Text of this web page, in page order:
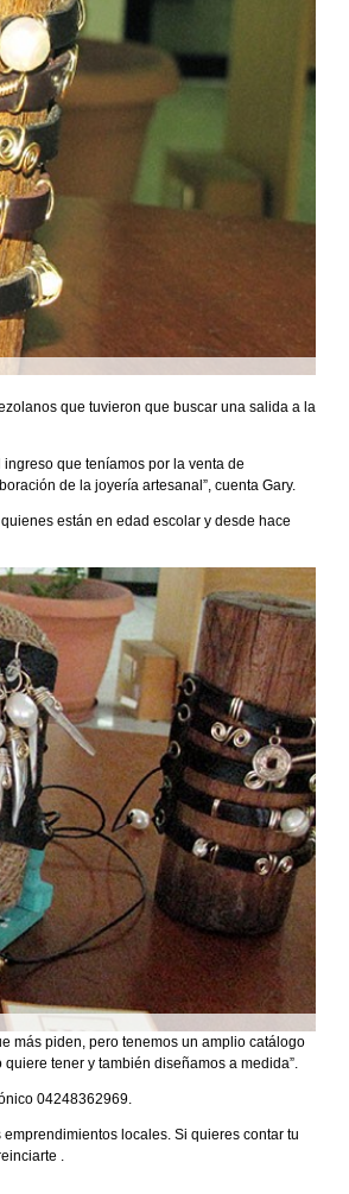
que tuvieron que buscar una salida a la
que teníamos por la venta de
de la joyería artesanal”, cuenta Gary.
están en edad escolar y desde hace
más piden, pero tenemos un amplio catálogo
tener y también diseñamos a medida”.
04248362969.
locales. Si quieres contar tu
.